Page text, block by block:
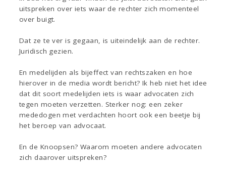
uitspreken over iets waar de rechter zich momenteel
over buigt.
Dat ze te ver is gegaan, is uiteindelijk aan de rechter.
Juridisch gezien.
En medelijden als bijeffect van rechtszaken en hoe
hierover in de media wordt bericht? Ik heb niet het idee
dat dit soort medelijden iets is waar advocaten zich
tegen moeten verzetten. Sterker nog: een zeker
mededogen met verdachten hoort ook een beetje bij
het beroep van advocaat.
En de Knoopsen? Waarom moeten andere advocaten
zich daarover uitspreken?